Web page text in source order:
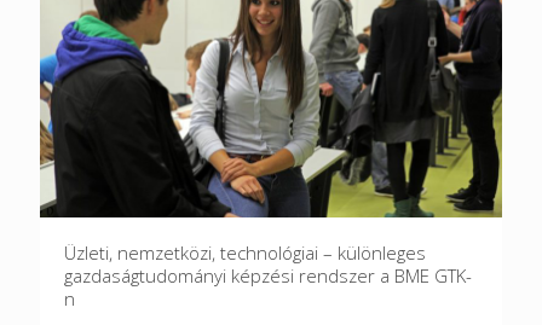
Üzleti, nemzetközi, technológiai – különleges
gazdaságtudományi képzési rendszer a BME GTK-
n